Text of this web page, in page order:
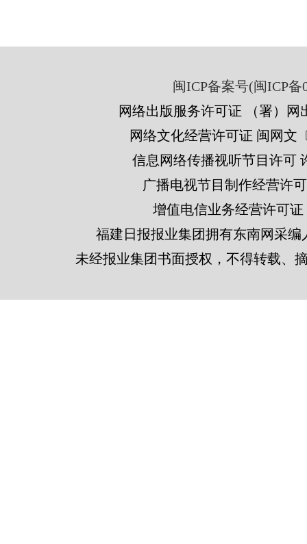
闽ICP备案号(闽ICP备
网络出版服务许可证 （署）网
网络文化经营许可证 闽网文
信息网络传播视听节目许可
广播电视节目制作经营许
增值电信业务经营许可证
福建日报报业集团拥有东南网采
未经报业集团书面授权，不得转载、